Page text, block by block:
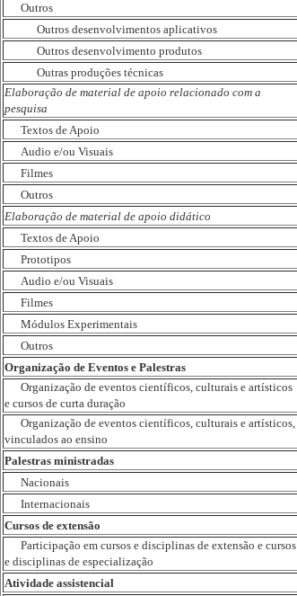
Outros
Outros desenvolvimentos aplicativos
Outros desenvolvimento produtos
Outras produções técnicas
Elaboração de material de apoio relacionado com a
pesquisa
Textos de Apoio
Audio e/ou Visuais
Filmes
Outros
Elaboração de material de apoio didático
Textos de Apoio
Prototipos
Audio e/ou Visuais
Filmes
Módulos Experimentais
Outros
Organização de Eventos e Palestras
Organização de eventos científicos, culturais e artísticos
e cursos de curta duração
Organização de eventos científicos, culturais e artísticos,
vinculados ao ensino
Palestras ministradas
Nacionais
Internacionais
Cursos de extensão
Participação em cursos e disciplinas de extensão e cursos
e disciplinas de especialização
Atividade assistencial